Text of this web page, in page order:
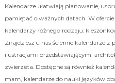
Kalendarze ułatwiają planowanie,
pamiętać o ważnych datach. W
kalendarzy różnego rodzaju:
Znajdziesz u nas ścienne kalendarze
ilustracjami przedstawiającymi
zwierzęta. Dostępne są również
mam, kalendarze do nauki języków